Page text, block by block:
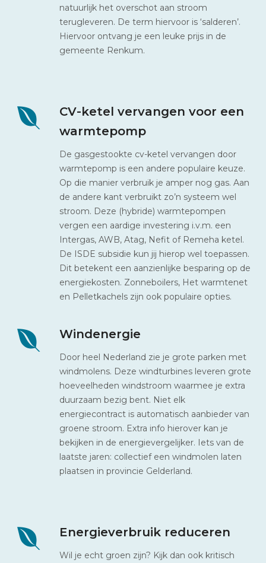
natuurlijk het overschot aan stroom
terugleveren. De term hiervoor is ‘salderen’.
Hiervoor ontvang je een leuke prijs in de
gemeente Renkum.
CV-ketel vervangen voor een
warmtepomp
De gasgestookte cv-ketel vervangen door
warmtepomp is een andere populaire keuze.
Op die manier verbruik je amper nog gas. Aan
de andere kant verbruikt zo’n systeem wel
stroom. Deze (hybride) warmtepompen
vergen een aardige investering i.v.m. een
Intergas, AWB, Atag, Nefit of Remeha ketel.
De ISDE subsidie kun jij hierop wel toepassen.
Dit betekent een aanzienlijke besparing op de
energiekosten. Zonneboilers, Het warmtenet
en Pelletkachels zijn ook populaire opties.
Windenergie
Door heel Nederland zie je grote parken met
windmolens. Deze windturbines leveren grote
hoeveelheden windstroom waarmee je extra
duurzaam bezig bent. Niet elk
energiecontract is automatisch aanbieder van
groene stroom. Extra info hierover kan je
bekijken in de energievergelijker. Iets van de
laatste jaren: collectief een windmolen laten
plaatsen in provincie Gelderland.
Energieverbruik reduceren
Wil je echt groen zijn? Kijk dan ook kritisch